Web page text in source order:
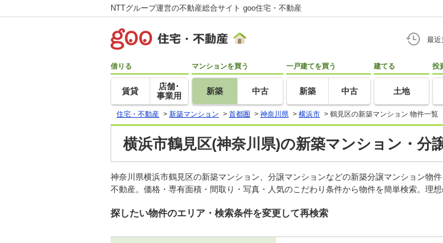
NTTグループ運営の不動産総合サイト goo住宅・不動産
最近
借りる
賃貸
店舗･
事業用
マンションを買う
新築 中古
一戸建てを買う
新築 中古
建てる
土地
投
住宅・不動産 > 新築マンション > 首都圏 > 神奈川県 > 横浜市 > 鶴見区の新築マンション 物件一覧
横浜市鶴見区(神奈川県)の新築マンション・分
神奈川県横浜市鶴見区の新築マンション、分譲マンションなどの新築分譲マンション物
不動産。価格・専有面積・間取り・写真・人気のこだわり条件から物件を簡単検索。理
探したい物件のエリア・検索条件を変更して再検索